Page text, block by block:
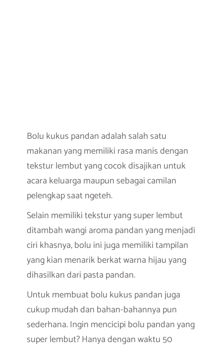
Bolu kukus pandan adalah salah satu
makanan yang memiliki rasa manis dengan
tekstur lembut yang cocok disajikan untuk
acara keluarga maupun sebagai camilan
pelengkap saat ngeteh.
Selain memiliki tekstur yang super lembut
ditambah wangi aroma pandan yang menjadi
ciri khasnya, bolu ini juga memiliki tampilan
yang kian menarik berkat warna hijau yang
dihasilkan dari pasta pandan.
Untuk membuat bolu kukus pandan juga
cukup mudah dan bahan-bahannya pun
sederhana. Ingin mencicipi bolu pandan yang
super lembut? Hanya dengan waktu 50